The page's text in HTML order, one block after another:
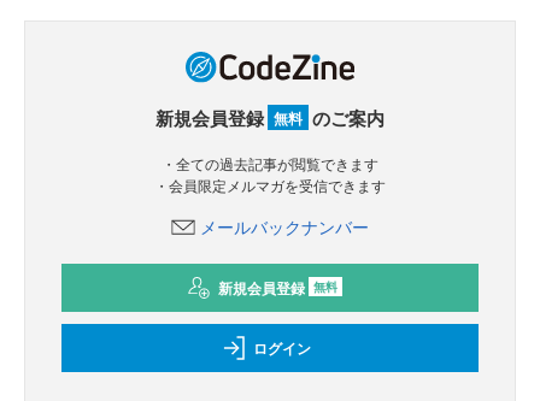
新規会員登録 無料 のご案内
・全ての過去記事が閲覧できます
・会員限定メルマガを受信できます
メールバックナンバー
新規会員登録 無料
ログイン